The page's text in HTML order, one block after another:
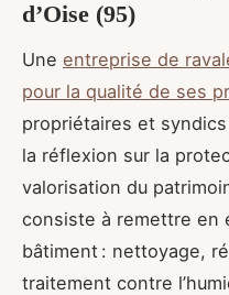
d’Oise (95)
Une entreprise de
pour la qualité de ses
propriétaires et
la réflexion sur la
valorisation du
consiste à remettre en
bâtiment : nettoyage,
traitement contre